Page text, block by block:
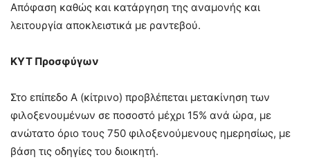
Απόφαση καθώς και κατάργηση της αναμονής και
λειτουργία αποκλειστικά με ραντεβού.
ΚΥΤ Προσφύγων
Στο επίπεδο Α (κίτρινο) προβλέπεται μετακίνηση των
φιλοξενουμένων σε ποσοστό μέχρι 15% ανά ώρα, με
ανώτατο όριο τους 750 φιλοξενούμενους ημερησίως, με
βάση τις οδηγίες του διοικητή.